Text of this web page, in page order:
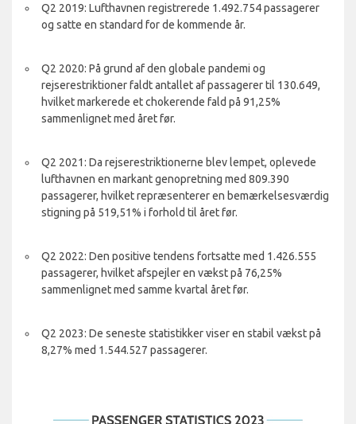
Q2 2019: Lufthavnen registrerede 1.492.754 passagerer
og satte en standard for de kommende år.
Q2 2020: På grund af den globale pandemi og
rejserestriktioner faldt antallet af passagerer til 130.649,
hvilket markerede et chokerende fald på 91,25%
sammenlignet med året før.
Q2 2021: Da rejserestriktionerne blev lempet, oplevede
lufthavnen en markant genopretning med 809.390
passagerer, hvilket repræsenterer en bemærkelsesværdig
stigning på 519,51% i forhold til året før.
Q2 2022: Den positive tendens fortsatte med 1.426.555
passagerer, hvilket afspejler en vækst på 76,25%
sammenlignet med samme kvartal året før.
Q2 2023: De seneste statistikker viser en stabil vækst på
8,27% med 1.544.527 passagerer.